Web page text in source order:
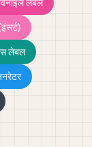
लेबल
लेबल